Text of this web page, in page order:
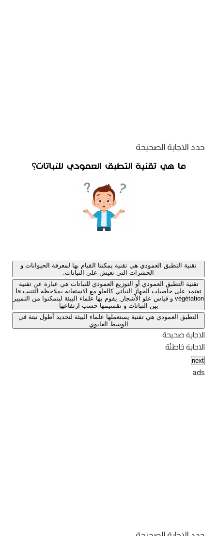
حدد الاجابة الصحيحة
تقنية التطبق العمودي هي تقنية يمكننا القيام بها لمعرفة الحيوانات و
الحشرات التي تعيش على النباتات.
تقنية التطبق العمودي أو التوزيع العمودي للنباتات هي عبارة عن تقنية
تعتمد على خاصيات الجهاز النباتي كالعلو مع الاستعانة بملاحظة التنبت la
végétation و قياس علو الأشجار, يقوم بها علماء البيئة ليتمكنوا من التمييز
بين النباتات و تقسيمها حسب ارتفاعها
التطبق العمودي هي تقنية يستعملها علماء البيئة لتحديد أطول نبتة في
الوسط الغابوي
الاجابة صحيحة
الاجابة خاطئة
next
ads